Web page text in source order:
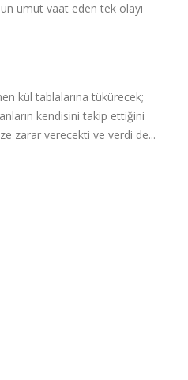
umut vaat eden tek olayı
kül tablalarına tükürecek;
kendisini takip ettiğini
zarar verecekti ve verdi de...